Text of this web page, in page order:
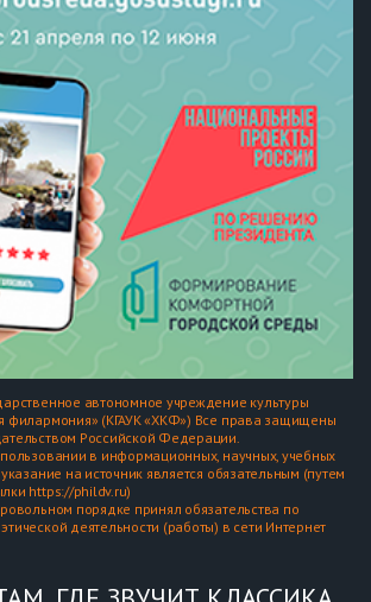
автономное учреждение культуры
филармония» (КГАУК «ХКФ») Все права защищены
Российской Федерации.
в информационных, научных, учебных
на источник является обязательным (путем
https://phildv.ru)
порядке принял обязательства по
деятельности (работы) в сети Интернет